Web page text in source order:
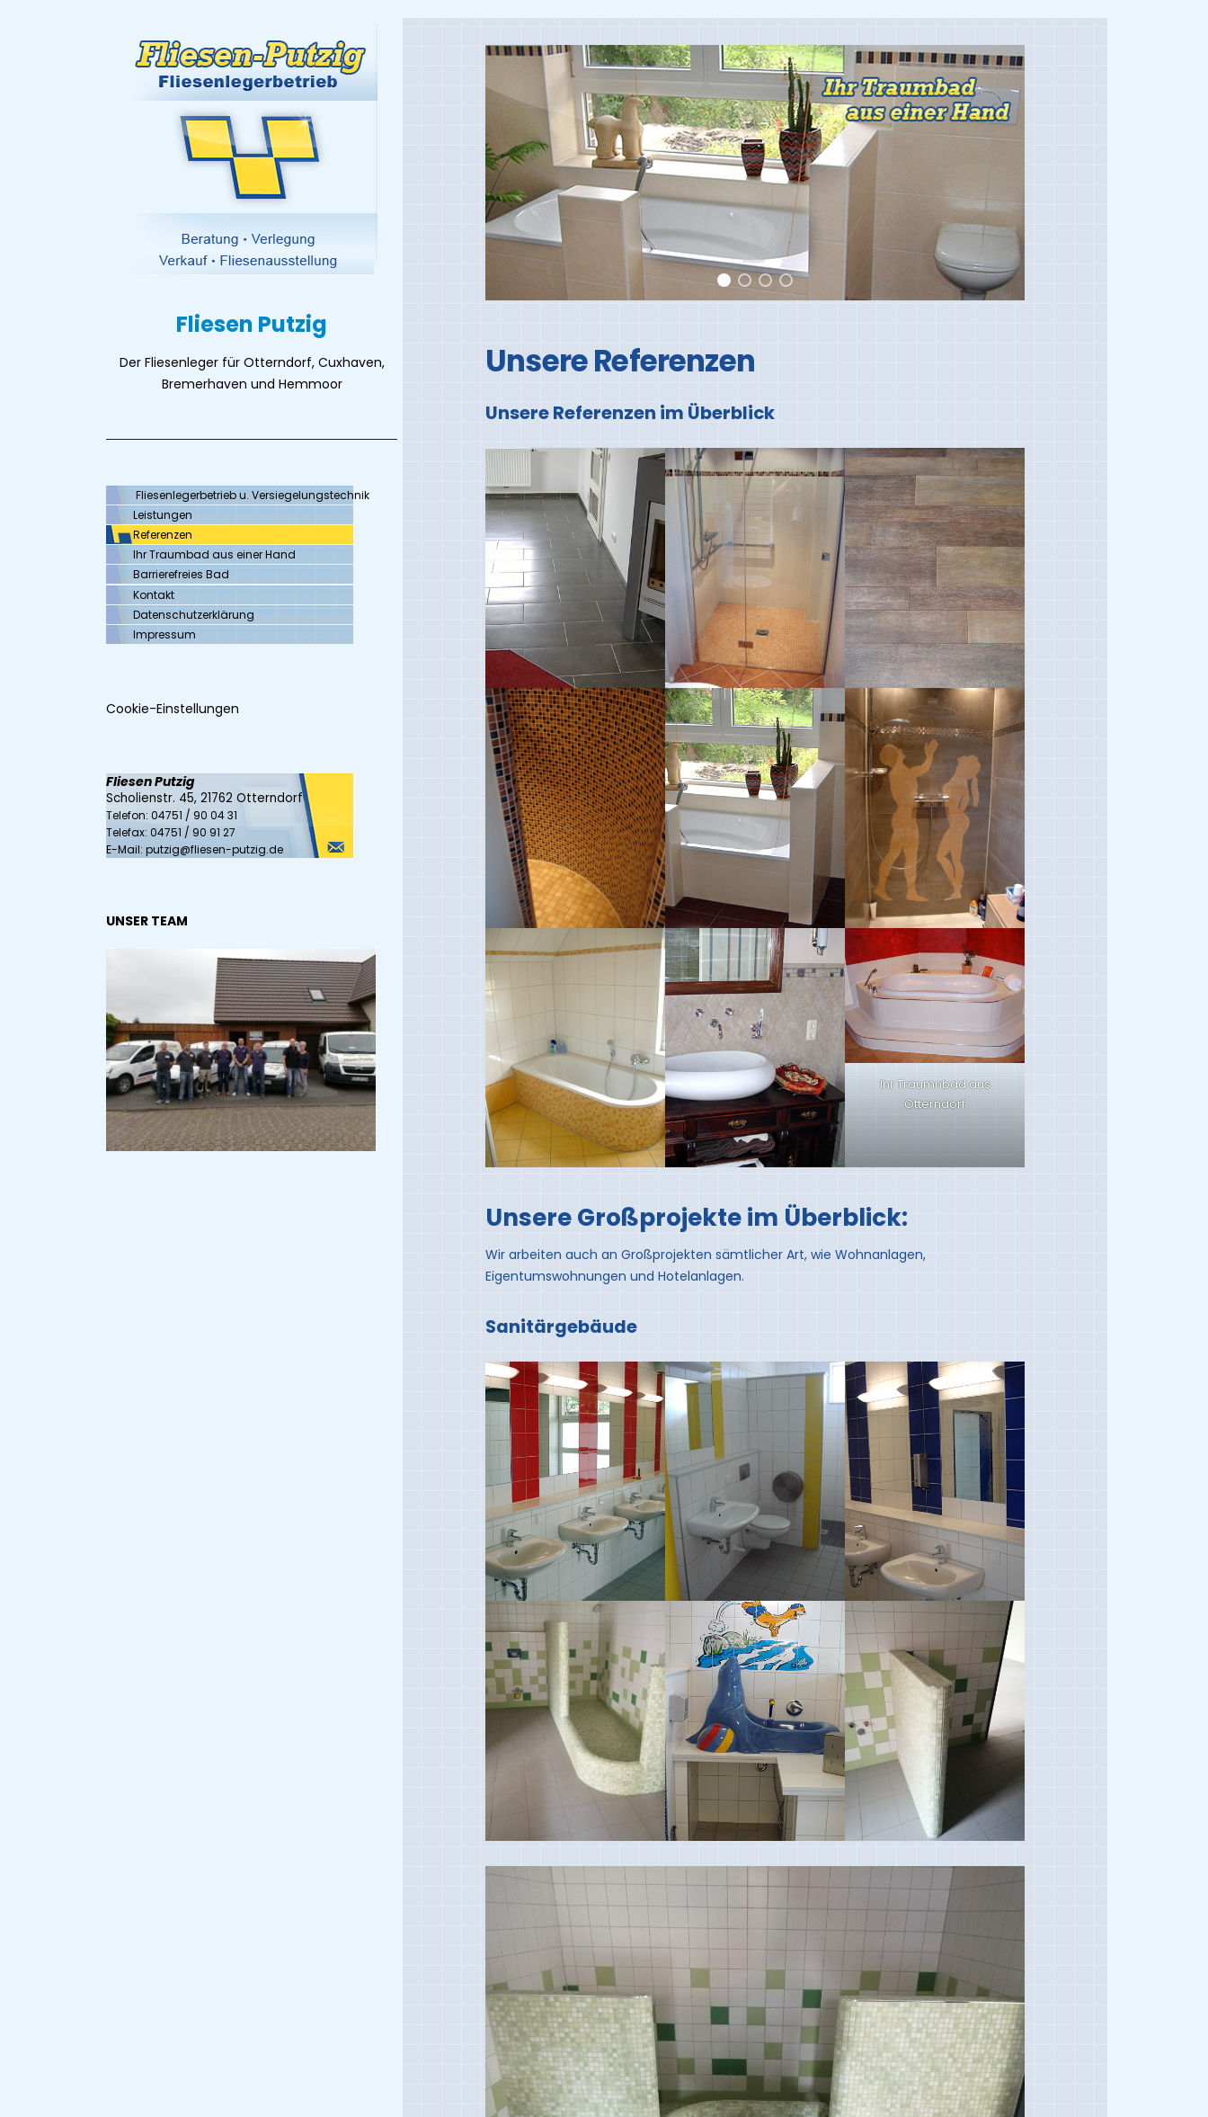
Fliesen Putzig
Der Fliesenleger für Otterndorf, Cuxhaven,
Bremerhaven und Hemmoor
Fliesenlegerbetrieb u. Versiegelungstechnik
Leistungen
Referenzen
Ihr Traumbad aus einer Hand
Barrierefreies Bad
Kontakt
Datenschutzerklärung
Impressum
Cookie-Einstellungen
Fliesen Putzig
Scholienstr. 45, 21762 Otterndorf
Telefon: 04751 / 90 04 31
Telefax: 04751 / 90 91 27
E-Mail: putzig@fliesen-putzig.de
UNSER TEAM
Unsere Referenzen
Unsere Referenzen im Überblick
Ihr Traumnbad aus
Otterndorf
Unsere Großprojekte im Überblick:
Wir arbeiten auch an Großprojekten sämtlicher Art, wie Wohnanlagen,
Eigentumswohnungen und Hotelanlagen.
Sanitärgebäude